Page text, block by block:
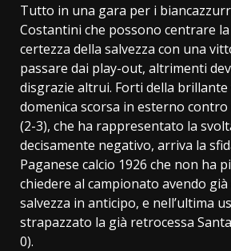
Tutto in una gara per i
Costantini che possono centrare
certezza della salvezza con una
passare dai play-out, altrimenti
disgrazie altrui. Forti della
domenica scorsa in esterno
(2-3), che ha rappresentato la
decisamente negativo, arriva la
Paganese calcio 1926 che non ha
chiedere al campionato avendo
salvezza in anticipo, e nell’ultima
strapazzato la già retrocessa
0).